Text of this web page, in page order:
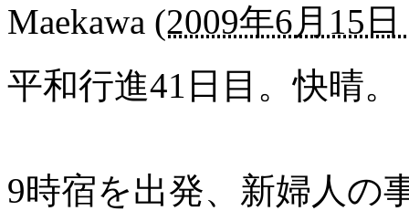
Maekawa (2009年6月15日
平和行進41日目。快晴。
9時宿を出発、新婦人の